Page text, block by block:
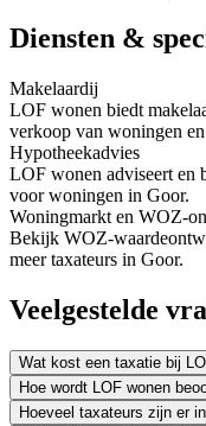
Diensten &
Makelaardij
LOF wonen biedt
verkoop van woningen
Hypotheekadvies
LOF wonen adviseert en
voor woningen in Goor.
Woningmarkt en WOZ-
Bekijk WOZ-
meer taxateurs in Goor.
Veelgestelde
Wat kost een taxatie bij
Hoe wordt LOF wonen
Hoeveel taxateurs zijn er